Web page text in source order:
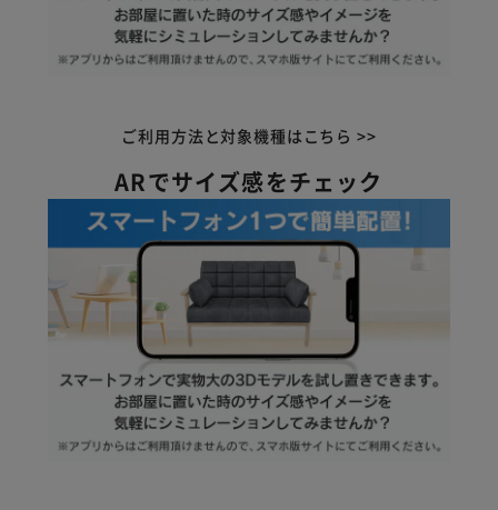
ご利用方法と対象機種はこちら >>
ARでサイズ感をチェック